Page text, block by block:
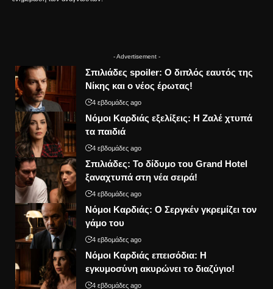
- Advertisement -
Σπιλιάδες spoiler: Ο διπλός εαυτός της
Νίκης και ο νέος έρωτας!
4 εβδομάδες ago
Νόμοι Καρδιάς εξελίξεις: Η Ζαλέ χτυπά
τα παιδιά
4 εβδομάδες ago
Σπιλιάδες: Το δίδυμο του Grand Hotel
ξαναχτυπά στη νέα σειρά!
4 εβδομάδες ago
Νόμοι Καρδιάς: Ο Σεργκέν γκρεμίζει τον
γάμο του
4 εβδομάδες ago
Νόμοι Καρδιάς επεισόδια: Η
εγκυμοσύνη ακυρώνει το διαζύγιο!
4 εβδομάδες ago